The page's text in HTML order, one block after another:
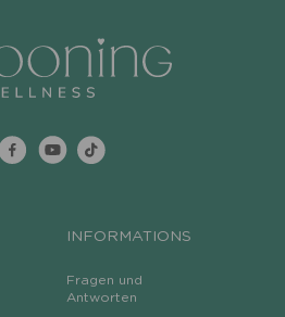
INFORMATIONS
Fragen und
Antworten